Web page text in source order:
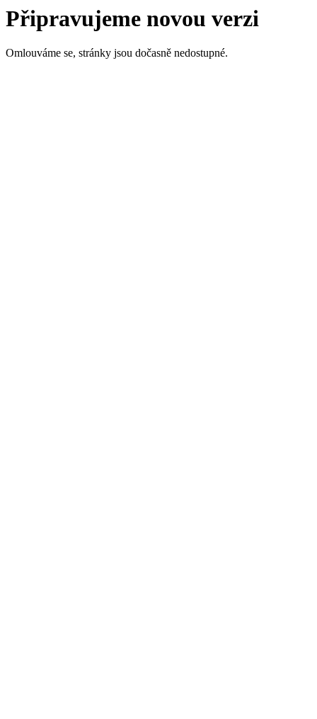
Připravujeme novou verzi
Omlouváme se, stránky jsou dočasně nedostupné.